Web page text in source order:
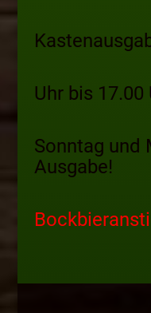
Uhr bis 17.00
Sonntag und
Ausgabe!